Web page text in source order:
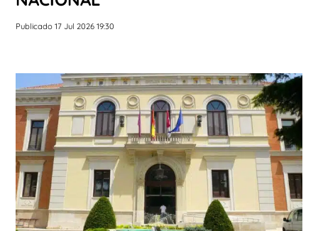
Publicado 17 Jul 2026 19:30